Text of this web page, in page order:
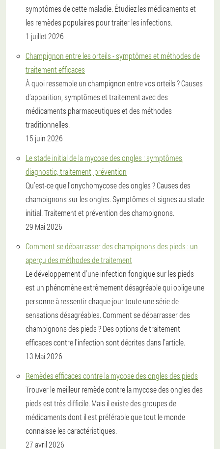
symptômes de cette maladie. Étudiez les médicaments et
les remèdes populaires pour traiter les infections.
1 juillet 2026
Champignon entre les orteils - symptômes et méthodes de
traitement efficaces
À quoi ressemble un champignon entre vos orteils ? Causes
d'apparition, symptômes et traitement avec des
médicaments pharmaceutiques et des méthodes
traditionnelles.
15 juin 2026
Le stade initial de la mycose des ongles : symptômes,
diagnostic, traitement, prévention
Qu'est-ce que l'onychomycose des ongles ? Causes des
champignons sur les ongles. Symptômes et signes au stade
initial. Traitement et prévention des champignons.
29 Mai 2026
Comment se débarrasser des champignons des pieds : un
aperçu des méthodes de traitement
Le développement d'une infection fongique sur les pieds
est un phénomène extrêmement désagréable qui oblige une
personne à ressentir chaque jour toute une série de
sensations désagréables. Comment se débarrasser des
champignons des pieds ? Des options de traitement
efficaces contre l'infection sont décrites dans l'article.
13 Mai 2026
Remèdes efficaces contre la mycose des ongles des pieds
Trouver le meilleur remède contre la mycose des ongles des
pieds est très difficile. Mais il existe des groupes de
médicaments dont il est préférable que tout le monde
connaisse les caractéristiques.
27 avril 2026